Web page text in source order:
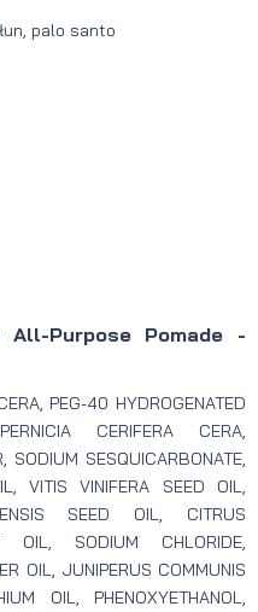
palo santo
All-Purpose Pomade -
PEG-40 HYDROGENATED
CERIFERA CERA,
SODIUM SESQUICARBONATE,
VITIS VINIFERA SEED OIL,
SEED OIL, CITRUS
OIL, SODIUM CHLORIDE,
OIL, JUNIPERUS COMMUNIS
OIL, PHENOXYETHANOL,